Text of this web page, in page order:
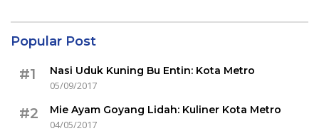
Popular Post
#1
Nasi Uduk Kuning Bu Entin: Kota Metro
05/09/2017
#2
Mie Ayam Goyang Lidah: Kuliner Kota Metro
04/05/2017